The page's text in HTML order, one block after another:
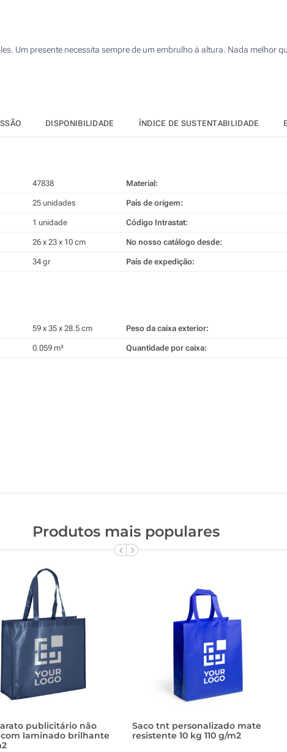
250
Um presente necessita sempre de um embrulho à altura. Nada melhor
DISPONIBILIDADE ÍNDICE DE SUSTENTABILIDADE
47838
25 unidades
1 unidade
26 x 23 x 10 cm
34 gr
Material:
País de origem:
Código Intrastat:
No nosso catálogo desde:
País de expedição:
59 x 35 x 28.5 cm
0.059 m³
Peso da caixa exterior:
Quantidade por caixa:
Produtos mais populares
publicitário não
laminado brilhante
Saco tnt personalizado mate
resistente 10 kg 110 g/m2